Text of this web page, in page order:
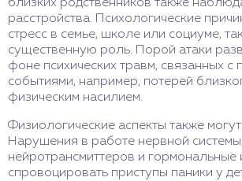
близких родственников также
расстройства. Психологические
стресс в семье, школе или социуме,
существенную роль. Порой атаки
фоне психических травм, связанных с
событиями, например, потерей
физическим насилием.
Физиологические аспекты также
Нарушения в работе нервной
нейротрансмиттеров и гормональные
спровоцировать приступы паники у